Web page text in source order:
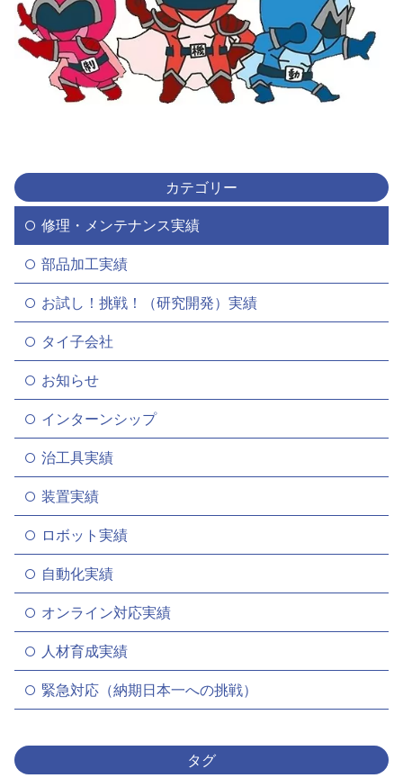
カテゴリー
修理・メンテナンス実績
部品加工実績
お試し！挑戦！（研究開発）実績
タイ子会社
お知らせ
インターンシップ
治工具実績
装置実績
ロボット実績
自動化実績
オンライン対応実績
人材育成実績
緊急対応（納期日本一への挑戦）
タグ